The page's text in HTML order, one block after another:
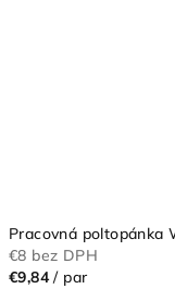
Pracovná poltopánka
€8 bez DPH
€9,84/ par